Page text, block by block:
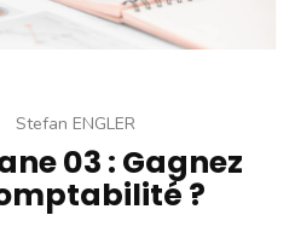
Stefan ENGLER
03 : Gagnez
?